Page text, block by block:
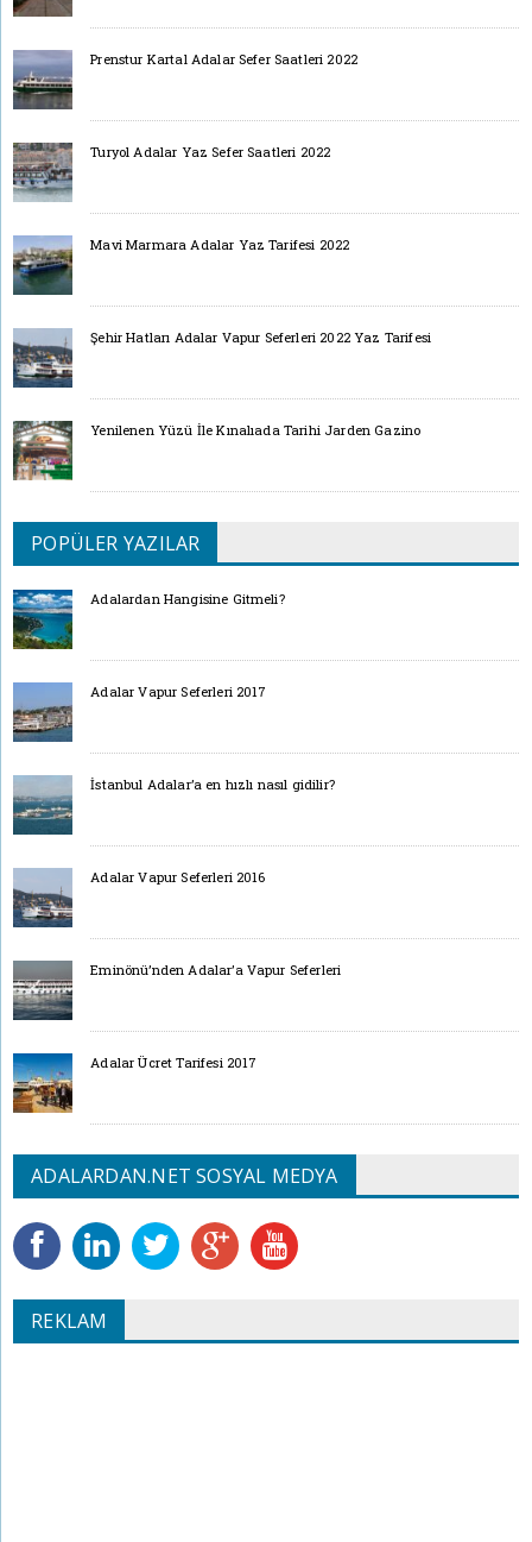
Prenstur Kartal Adalar Sefer Saatleri 2022
Turyol Adalar Yaz Sefer Saatleri 2022
Mavi Marmara Adalar Yaz Tarifesi 2022
Şehir Hatları Adalar Vapur Seferleri 2022 Yaz Tarifesi
Yenilenen Yüzü İle Kınalıada Tarihi Jarden Gazino
POPÜLER YAZILAR
Adalardan Hangisine Gitmeli?
Adalar Vapur Seferleri 2017
İstanbul Adalar’a en hızlı nasıl gidilir?
Adalar Vapur Seferleri 2016
Eminönü’nden Adalar’a Vapur Seferleri
Adalar Ücret Tarifesi 2017
ADALARDAN.NET SOSYAL MEDYA
REKLAM